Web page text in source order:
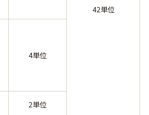
42単位
4単位
2単位